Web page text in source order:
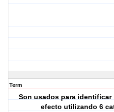
Term
Son usados para
efecto utilizando 6